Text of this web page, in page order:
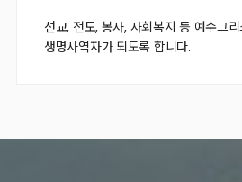
선교, 전도, 봉사, 사회복지 등 예수그
생명사역자가 되도록 합니다.